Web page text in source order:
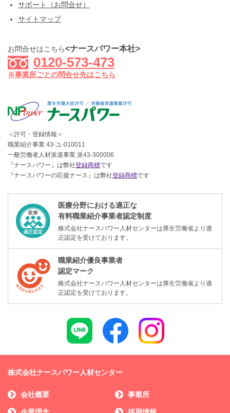
サポート（お問合せ）
サイトマップ
お問合せはこちら<ナースパワー本社>
0120-573-473
※事業所ごとの問合せ先はこちら
＜許可・登録情報＞
職業紹介事業 43-ユ-010011
一般労働者人材派遣事業 派43-300006
『ナースパワー』は弊社登録商標です
『ナースパワーの応援ナース』は弊社登録商標です
医療分野における適正な
有料職業紹介事業者認定制度
株式会社ナースパワー人材センターは厚生労働省より適
正認定を受けております。
職業紹介優良事業者
認定マーク
株式会社ナースパワー人材センターは厚生労働省より適
正認定を受けております。
株式会社ナースパワー人材センター
会社概要 事業所